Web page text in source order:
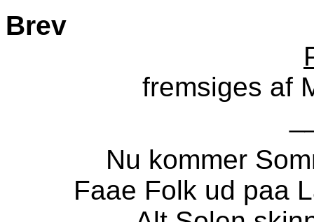
Brev
fremsiges af
Nu kommer
Faae Folk ud paa